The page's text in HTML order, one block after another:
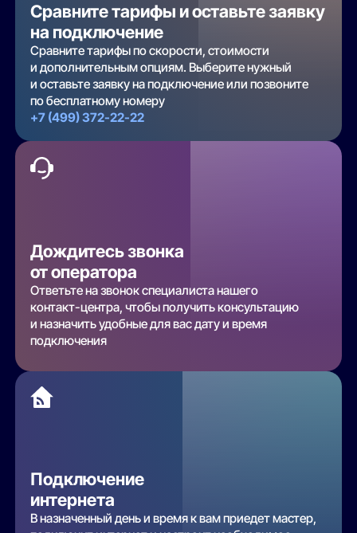
Сравните тарифы и оставьте заявку
на подключение
Сравните тарифы по скорости, стоимости
и дополнительным опциям. Выберите нужный
и оставьте заявку на подключение или позвоните
по бесплатному номеру
+7 (499) 372-22-22
Дождитесь звонка
от оператора
Ответьте на звонок специалиста нашего
контакт-центра, чтобы получить консультацию
и назначить удобные для вас дату и время
подключения
Подключение
интернета
В назначенный день и время к вам приедет мастер,